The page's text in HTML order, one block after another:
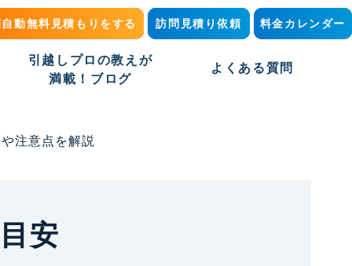
動無料見積もりをする 訪問見積り依頼 料金カレンダー
引越しプロの教えが
満載！ブログ
よくある質問
注意点を解説
安